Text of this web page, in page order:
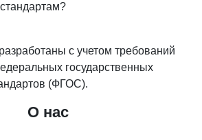
с учетом требований
государственных
(ФГОС).
О нас